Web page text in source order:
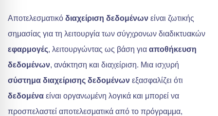
Αποτελεσματικό διαχείριση δεδομένων είναι ζωτικής
σημασίας για τη λειτουργία των σύγχρονων διαδικτυακών
εφαρμογές, λειτουργώντας ως βάση για αποθήκευση
δεδομένων, ανάκτηση και διαχείριση. Μια ισχυρή
σύστημα διαχείρισης δεδομένων εξασφαλίζει ότι
δεδομένα είναι οργανωμένη λογικά και μπορεί να
προσπελαστεί αποτελεσματικά από το πρόγραμμα,